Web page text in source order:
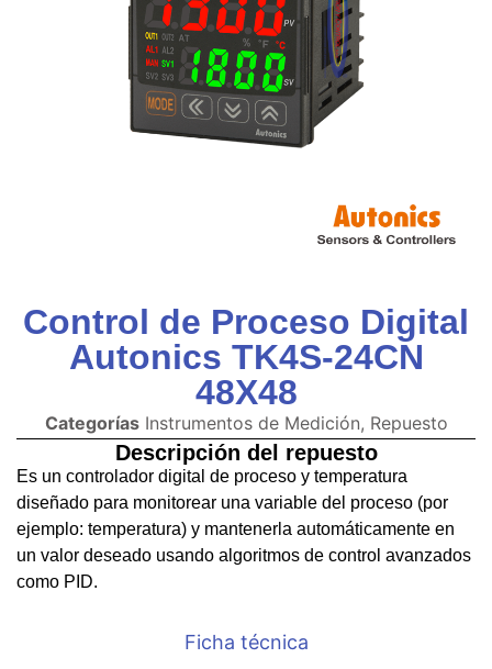
Control de Proceso Digital
Autonics TK4S-24CN
48X48
Categorías Instrumentos de Medición, Repuesto
Descripción del repuesto
Es un controlador digital de proceso y temperatura
diseñado para monitorear una variable del proceso (por
ejemplo: temperatura) y mantenerla automáticamente en
un valor deseado usando algoritmos de control avanzados
como PID.
Ficha técnica